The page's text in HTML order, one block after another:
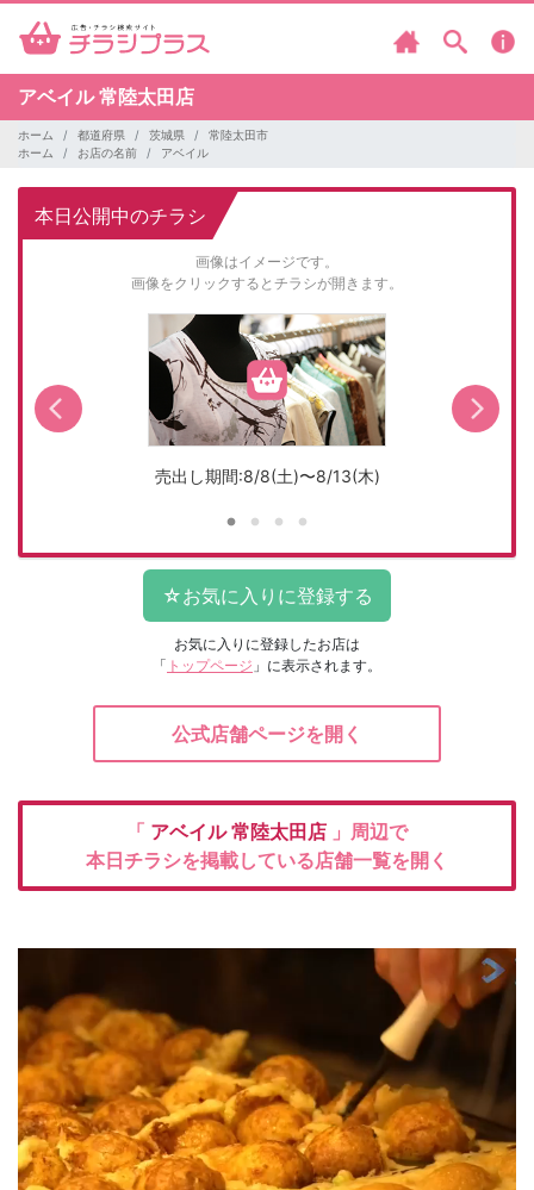
アベイル常陸太田店
ホーム 都道府県 茨城県
常陸太田市
ホーム
お店の名前 アベイル
本日公開中のチラシ
画像はイメージです。
画像をクリックするとチラシが開きます。
売出し期間:8/8(土)〜8/13(木)
お気に入りに登録したお店は
「 トップページ 」に表示されます。
公式店舗ページを開く
「 アベイル常陸太田店 」周辺で
本日チラシを掲載している店舗一覧を開く